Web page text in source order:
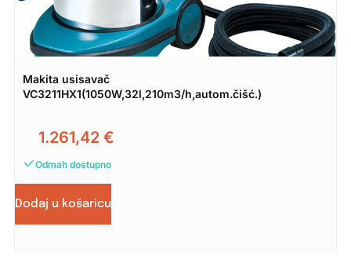
Makita usisavač
VC3211HX1(1050W,32l,210m3/h,autom.čišć.)
1.261,42 €
Odmah dostupno
Dodaj u košaricu